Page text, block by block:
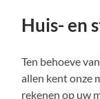
Huis- en
Ten behoeve
allen kent onze
rekenen op uw